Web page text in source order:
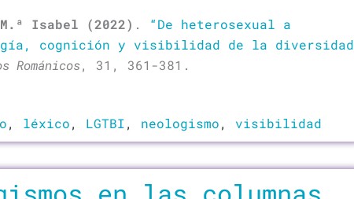
Isabel (2022) . “De heterosexual a
cognición y visibilidad de la diversidad
Románicos, 31, 361-381.
, léxico, LGTBI, neologismo, visibilidad